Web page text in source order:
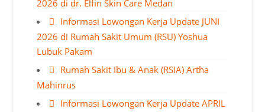
2026 di dr. Elfin Skin Care Medan
Informasi Lowongan Kerja Update JUNI
2026 di Rumah Sakit Umum (RSU) Yoshua
Lubuk Pakam
Rumah Sakit Ibu & Anak (RSIA) Artha
Mahinrus
Informasi Lowongan Kerja Update APRIL